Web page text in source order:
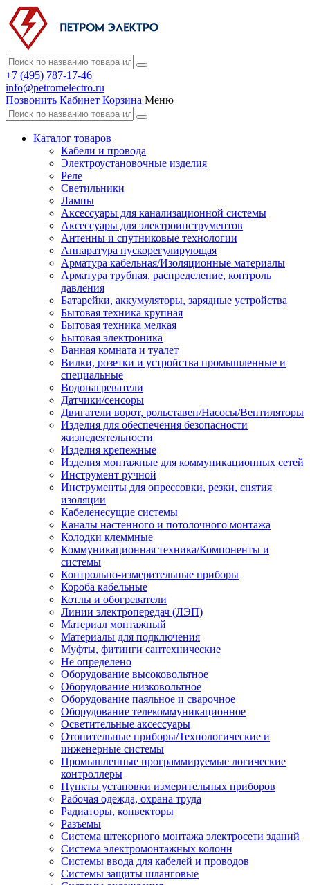
+7 (495) 787-17-46
info@petromelectro.ru
Позвонить Кабинет Корзина Меню
Каталог товаров
Кабели и провода
Электроустановочные изделия
Реле
Светильники
Лампы
Аксессуары для канализационной системы
Аксессуары для электроинструментов
Антенны и спутниковые технологии
Аппаратура пускорегулирующая
Арматура кабельная/Изоляционные материалы
Арматура трубная, распределение, контроль
давления
Батарейки, аккумуляторы, зарядные устройства
Бытовая техника крупная
Бытовая техника мелкая
Бытовая электроника
Ванная комната и туалет
Вилки, розетки и устройства промышленные и
специальные
Водонагреватели
Датчики/сенсоры
Двигатели ворот, рольставен/Насосы/Вентиляторы
Изделия для обеспечения безопасности
жизнедеятельности
Изделия крепежные
Изделия монтажные для коммуникационных сетей
Инструмент ручной
Инструменты для опрессовки, резки, снятия
изоляции
Кабеленесущие системы
Каналы настенного и потолочного монтажа
Колодки клеммные
Коммуникационная техника/Компоненты и
системы
Контрольно-измерительные приборы
Короба кабельные
Котлы и обогреватели
Линии электропередач (ЛЭП)
Материал монтажный
Материалы для подключения
Муфты, фитинги сантехнические
Не определено
Оборудование высоковольтное
Оборудование низковольтное
Оборудование паяльное и сварочное
Оборудование телекоммуникационное
Осветительные аксессуары
Отопительные приборы/Технологические и
инженерные системы
Промышленные программируемые логические
контроллеры
Пункты установки измерительных приборов
Рабочая одежда, охрана труда
Радиаторы, конвекторы
Разъемы
Система штекерного монтажа электросети зданий
Система электромонтажных колонн
Системы ввода для кабелей и проводов
Системы защиты шланговые